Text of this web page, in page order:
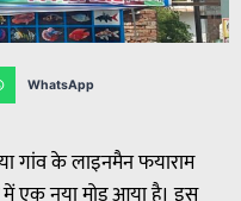
WhatsApp
गांव के लाइनमैन फयाराम